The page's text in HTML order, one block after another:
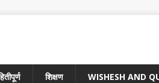
शिक्षण WISHESH AND